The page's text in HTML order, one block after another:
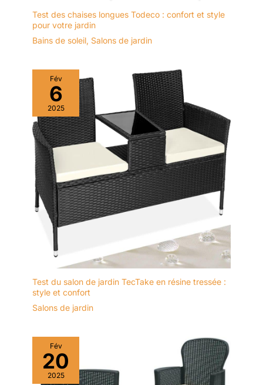
Test des chaises longues Todeco : confort et style
pour votre jardin
Bains de soleil, Salons de jardin
Fév
6
2025
Test du salon de jardin TecTake en résine tressée :
style et confort
Salons de jardin
Fév
20
2025